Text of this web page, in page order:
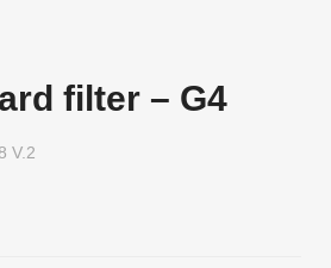
filter – G4
V.2